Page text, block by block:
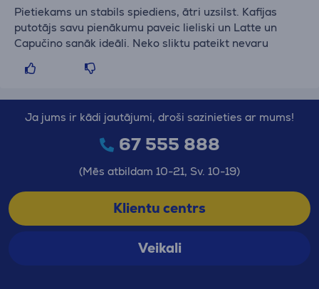
Pietiekams un stabils spiediens, ātri uzsilst. Kafijas
putotājs savu pienākumu paveic lieliski un Latte un
Capučino sanāk ideāli. Neko sliktu pateikt nevaru
Ja jums ir kādi jautājumi, droši sazinieties ar mums!
67 555 888
(Mēs atbildam 10-21, Sv. 10-19)
Klientu centrs
Veikali